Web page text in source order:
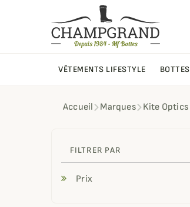
VÊTEMENTS LIFESTYLE BOTTES
Accueil Marques Kite Optics
FILTRER PAR
Prix